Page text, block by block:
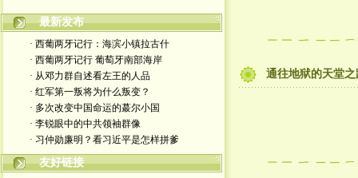
最新发布
· 西葡两牙记行：海滨小镇拉古什
· 西葡两牙记行 葡萄牙南部海岸
· 从邓力群自述看左王的人品
· 红军第一叛将为什么叛变？
· 多次改变中国命运的蕞尔小国
· 李锐眼中的中共领袖群像
· 习仲勋廉明？看习近平是怎样拼爹
友好链接
通往地狱的天堂